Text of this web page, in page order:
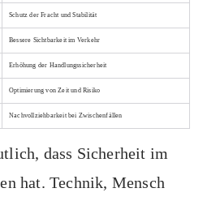
Schutz der Fracht und Stabilität
Bessere Sichtbarkeit im Verkehr
Erhöhung der Handlungssicherheit
Optimierung von Zeit und Risiko
Nachvollziehbarkeit bei Zwischenfällen
dass Sicherheit im
hat. Technik, Mensch